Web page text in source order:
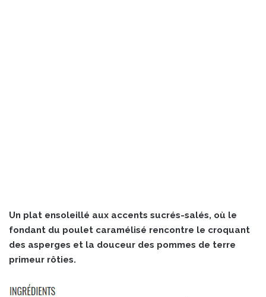
Un plat ensoleillé aux accents sucrés-salés, où le
fondant du poulet caramélisé rencontre le croquant
des asperges et la douceur des pommes de terre
primeur rôties.